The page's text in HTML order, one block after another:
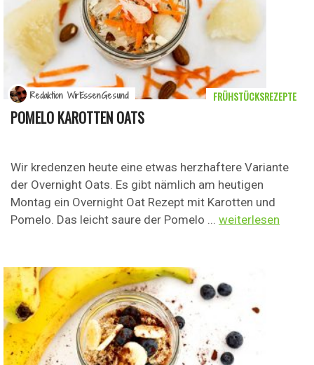
POMELO KAROTTEN OATS
Wir kredenzen heute eine etwas herzhaftere Variante
der Overnight Oats. Es gibt nämlich am heutigen
Montag ein Overnight Oat Rezept mit Karotten und
Pomelo. Das leicht saure der Pomelo ... weiterlesen
FRÜHSTÜCKSREZEPTE
Redaktion WirEssenGesund